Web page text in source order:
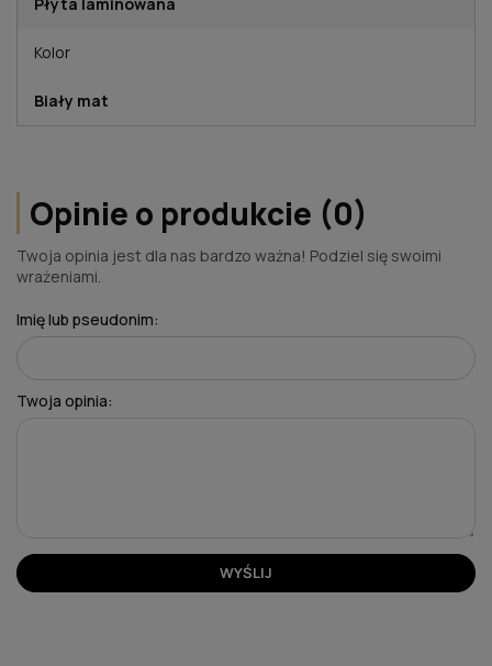
Kolor
Biały mat
Opinie o produkcie (0)
Twoja opinia jest dla nas bardzo ważna! Podziel się swoimi
wrażeniami.
Imię lub pseudonim:
Twoja opinia:
WYŚLIJ